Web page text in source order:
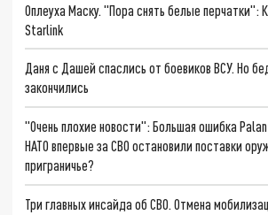
Оплеуха Маску. "Пора снять белые перчатки":
Starlink
Даня с Дашей спаслись от боевиков ВСУ. Но
закончились
"Очень плохие новости": Большая ошибка
НАТО впервые за СВО остановили поставки
приграничье?
Три главных инсайда об СВО. Отмена